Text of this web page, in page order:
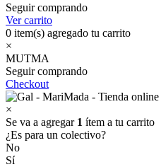
Seguir comprando
Ver carrito
0 item(s) agregado tu carrito
×
MUTMA
Seguir comprando
Checkout
×
Se va a agregar 1 ítem a tu carrito
¿Es para un colectivo?
No
Sí